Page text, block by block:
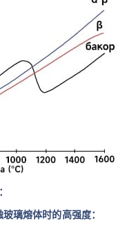
璃熔体时的高强度：